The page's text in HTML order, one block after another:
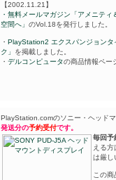
【2002.11.21】
・無料メールマガジン「アメニテ
空間へ」 のVol.18を発行しました。
・ PlayStation2 エクスパンジョンタ
ク」 を掲載しました。
・ デルコンピュータの商品情報ペー
PlayStation.comのソニー・ヘッド
発送分の予約受付です。
毎回予
える
は厳し
この商